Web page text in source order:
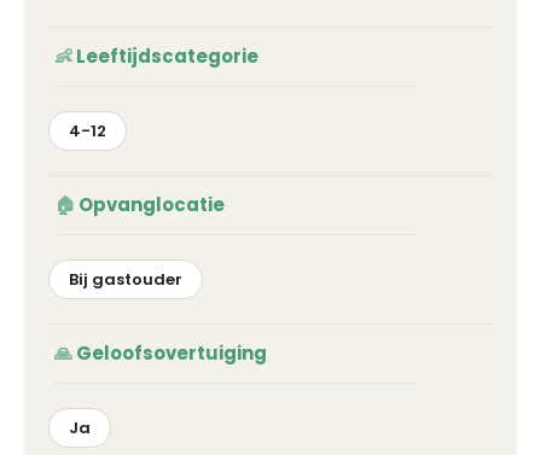
Leeftijdscategorie
4-12
Opvanglocatie
Bij gastouder
Geloofsovertuiging
Ja